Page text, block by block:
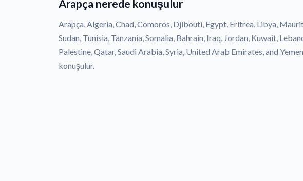
Arapça nerede konuşulur
Arapça, Algeria, Chad, Comoros, Djibouti, Egypt, Eritrea, Libya,
Sudan, Tunisia, Tanzania, Somalia, Bahrain, Iraq, Jordan, Kuwait,
Palestine, Qatar, Saudi Arabia, Syria, United Arab Emirates, and
konuşulur.